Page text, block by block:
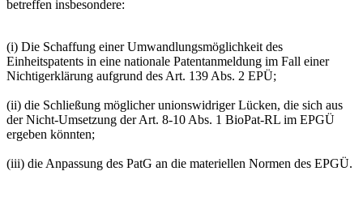
betreffen insbesondere:
(i) Die Schaffung einer Umwandlungsmöglichkeit des
Einheitspatents in eine nationale Patentanmeldung im Fall einer
Nichtigerklärung aufgrund des Art. 139 Abs. 2 EPÜ;
(ii) die Schließung möglicher unionswidriger Lücken, die sich aus
der Nicht-Umsetzung der Art. 8-10 Abs. 1 BioPat-RL im EPGÜ
ergeben könnten;
(iii) die Anpassung des PatG an die materiellen Normen des EPGÜ.